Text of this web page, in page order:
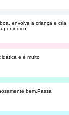
envolve a criança e cria
indico!
e é muito
bem.Passa